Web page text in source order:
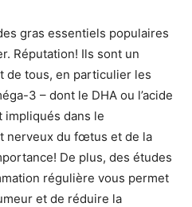
gras essentiels populaires
Réputation! Ils sont un
de tous, en particulier les
3 – dont le DHA ou l’acide
impliqués dans le
nerveux du fœtus et de la
De plus, des études
régulière vous permet
et de réduire la